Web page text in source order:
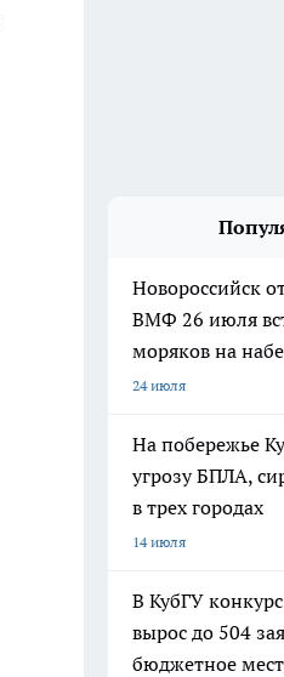
Новороссийск
ВМФ 26 июля
моряков на
24 июля
На побережье
угрозу БПЛА,
в трех городах
14 июля
В КубГУ
вырос до 504
бюджетное